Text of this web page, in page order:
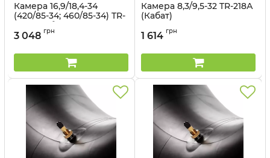
Камера 16,9/18,4-34
(420/85-34; 460/85-34) TR-
218A (Кабат)
Артикул: 1499563108
3 048 грн
Камера 8,3/9,5-32 TR-218А
(Кабат)
1 614 грн